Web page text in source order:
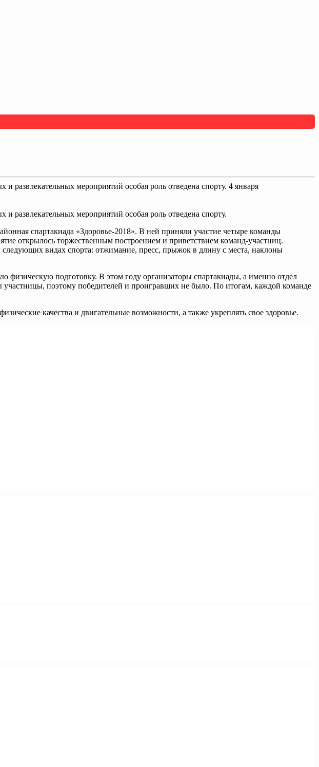
развлекательных мероприятий особая роль отведена спорту. 4 января
развлекательных мероприятий особая роль отведена спорту.
спартакиада «Здоровье-2018». В ней приняли участие четыре команды
открылось торжественным построением и приветствием команд-участниц.
видах спорта: отжимание, пресс, прыжок в длину с места, наклоны
подготовку. В этом году организаторы спартакиады, а именно отдел
поэтому победителей и проигравших не было. По итогам, каждой команде
качества и двигательные возможности, а также укреплять свое здоровье.